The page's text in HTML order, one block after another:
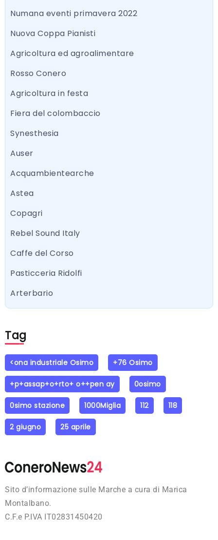
Numana eventi primavera 2022
Nuova Coppa Pianisti
Agricoltura ed agroalimentare
Rosso Conero
Agricoltura in festa
Fiera del colombaccio
Synesthesia
Auser
Acquambientearche
Astea
Copagri
Rebel Sound Italy
Caffe del Corso
Pasticceria Ridolfi
Arterbario
Tag
<ona industriale Osimo +76 Osimo
+p+assap+o+rto+ o++pen ay 0osimo
0simo stazione 1000Miglia 112 118
2 giugno 25 aprile
Sito d’informazione sulle Marche a cura di Marica
Montalbano.
C.F.e P.IVA IT02831450420